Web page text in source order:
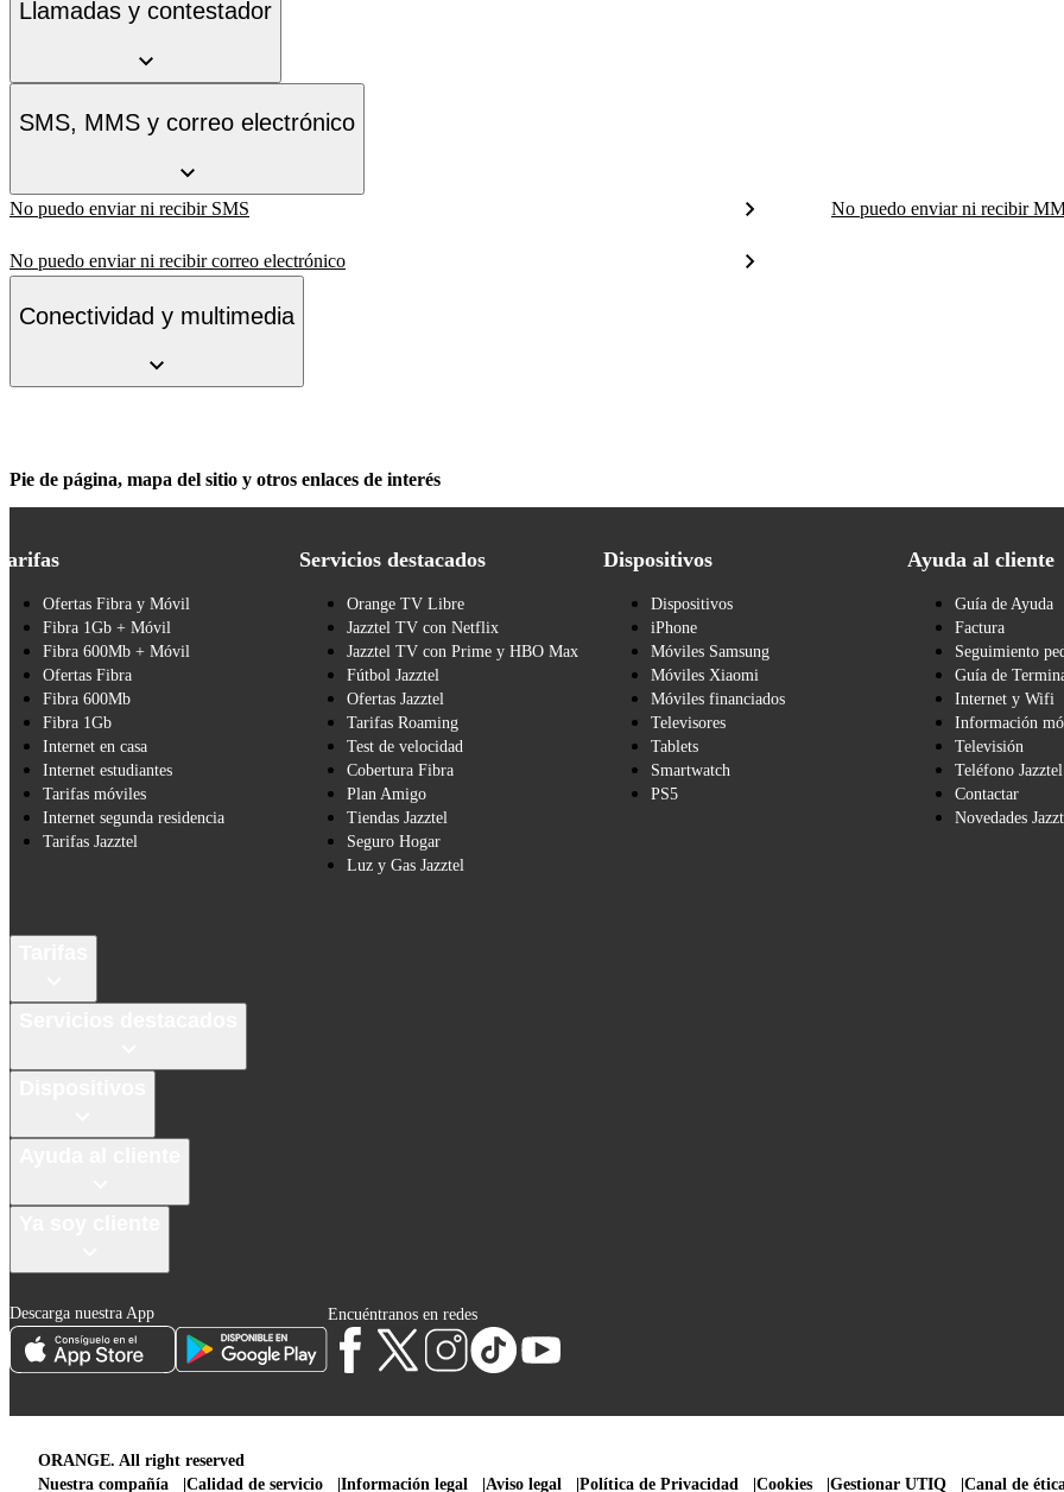
Llamadas y contestador
SMS, MMS y correo electrónico
No puedo enviar ni recibir SMS No puedo enviar ni recibir
No puedo enviar ni recibir correo electrónico
Conectividad y multimedia
Pie de página, mapa del sitio y otros enlaces de interés
Ofertas Fibra y Móvil
Fibra 1Gb + Móvil
Fibra 600Mb + Móvil
Ofertas Fibra
Fibra 600Mb
Fibra 1Gb
Internet en casa
Internet estudiantes
Tarifas móviles
Internet segunda residencia
Tarifas Jazztel
Servicios destacados
Orange TV Libre
Jazztel TV con Netflix
Jazztel TV con Prime y HBO Max
Fútbol Jazztel
Ofertas Jazztel
Tarifas Roaming
Test de velocidad
Cobertura Fibra
Plan Amigo
Tiendas Jazztel
Seguro Hogar
Luz y Gas Jazztel
Dispositivos
Dispositivos
iPhone
Móviles Samsung
Móviles Xiaomi
Móviles financiados
Televisores
Tablets
Smartwatch
PS5
Ayuda al cliente
Guía de Ayuda
Factura
Seguimiento
Guía de
Internet y Wifi
Información
Televisión
Teléfono Jazztel
Contactar
Novedades
Descarga nuestra App Encuéntranos en redes
ORANGE. All right reserved
Nuestra compañía
Calidad de servicio Información legal Aviso legal Política de Privacidad Cookies Gestionar UTIQ Canal de